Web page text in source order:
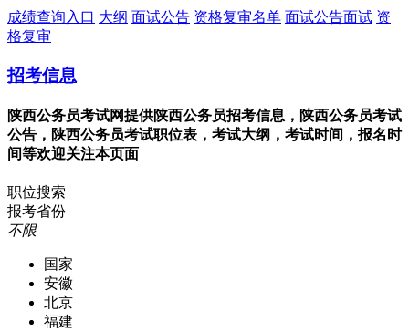
成绩查询入口 大纲 面试公告 资格复审名单 面试公告面试 资
格复审
招考信息
陕西公务员考试网提供陕西公务员招考信息，陕西公务员考试
公告，陕西公务员考试职位表，考试大纲，考试时间，报名时
间等欢迎关注本页面
职位搜索
报考省份
不限
国家
安徽
北京
福建